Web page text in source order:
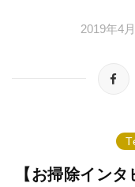
2019年4
【お掃除イン